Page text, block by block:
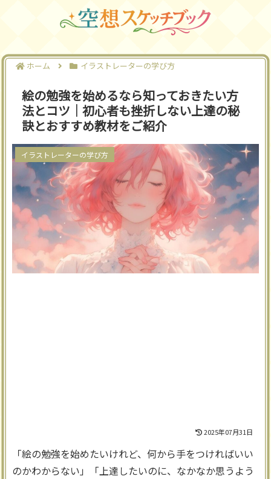
ホーム イラストレーターの学び方
絵の勉強を始めるなら知っておきたい方
法とコツ｜初心者も挫折しない上達の秘
訣とおすすめ教材をご紹介
イラストレーターの学び方
2025年07月31日
「絵の勉強を始めたいけれど、何から手をつければいい
のかわからない」「上達したいのに、なかなか思うよう